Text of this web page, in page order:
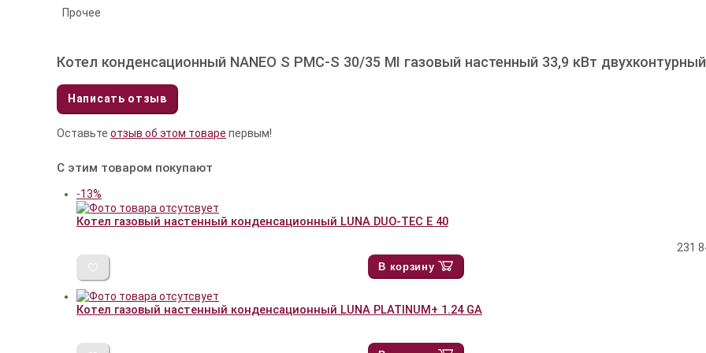
Прочее
Котел конденсационный NANEO S PMC-S 30/35 MI газовый настенный 33,9 кВт
Написать отзыв
Оставьте отзыв об этом товаре первым!
С этим товаром покупают
-13%
Котел газовый настенный конденсационный LUNA DUO-TEC E 40
231
В корзину
Котел газовый настенный конденсационный LUNA PLATINUM+ 1.24 GA